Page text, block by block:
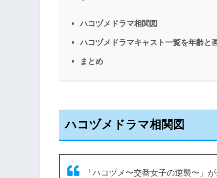
ハコヅメドラマ相関図
ハコヅメドラマキャスト一覧を年齢と
まとめ
ハコヅメドラマ相関図
「ハコヅメ〜交番女子の逆襲〜」